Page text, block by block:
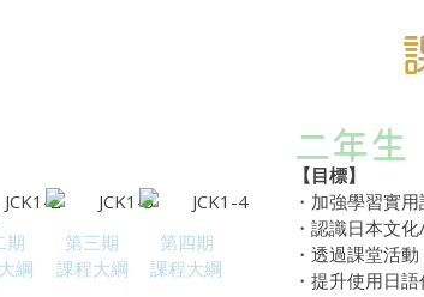
期
綱​
第三期
課程大綱​
第四期
課程大綱​
二年生
【目標】
・加強學習實
・認識日本文化
・透過課堂活
・提升使用日